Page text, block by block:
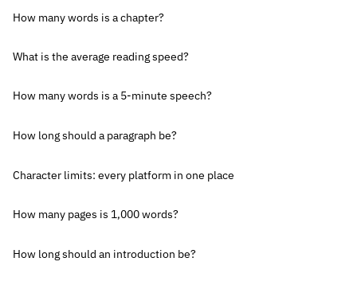
How many words is a chapter?
What is the average reading speed?
How many words is a 5-minute speech?
How long should a paragraph be?
Character limits: every platform in one place
How many pages is 1,000 words?
How long should an introduction be?